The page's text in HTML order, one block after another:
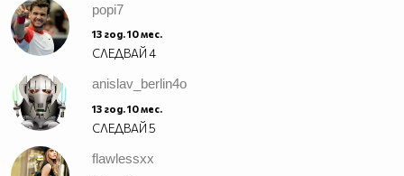
popi7
13 год. 10 мес.
СЛЕДВАЙ4
anislav_berlin4o
13 год. 10 мес.
СЛЕДВАЙ5
flawlessxx